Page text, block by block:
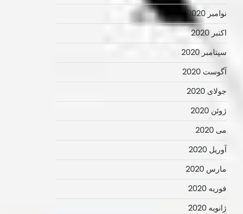
نوامبر 2020
اکتبر 2020
سپتامبر 2020
آگوست 2020
جولای 2020
ژوئن 2020
می 2020
آوریل 2020
مارس 2020
فوریه 2020
ژانویه 2020